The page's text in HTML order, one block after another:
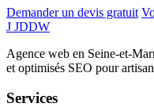
Demander un devis gratuit
J JDDW
Agence web en Seine-et-
et optimisés SEO pour
Services